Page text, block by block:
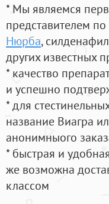
* Мы являемся
представителем
Нюрба,
других известных
* качество
и успешно
* для
название Виагра
анонимныого
* быстрая и
же возможна
классом